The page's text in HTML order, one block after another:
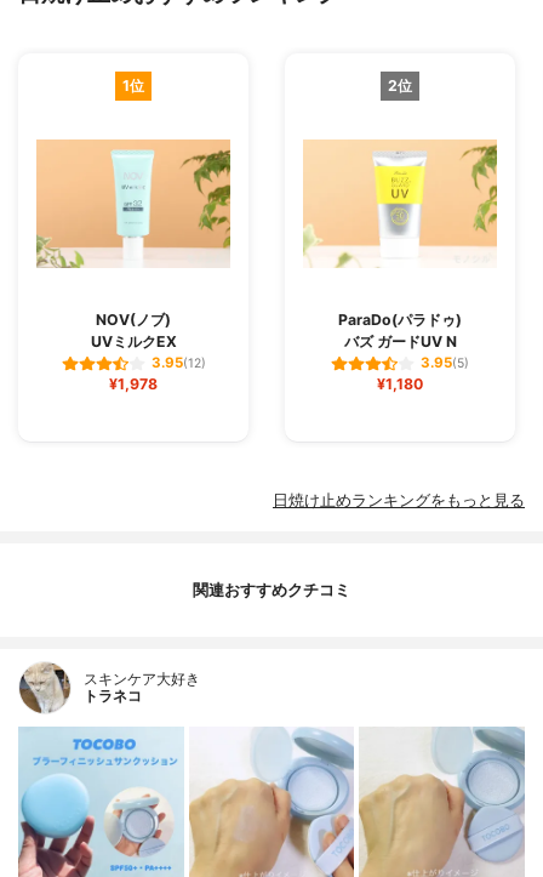
1位
NOV(ノブ)
UVミルクEX
3.95(12)
¥1,978
2位
ParaDo(パラドゥ)
バズ ガードUV N
3.95(5)
¥1,180
日焼け止めランキングをもっと見る
関連おすすめクチコミ
スキンケア大好き
トラネコ